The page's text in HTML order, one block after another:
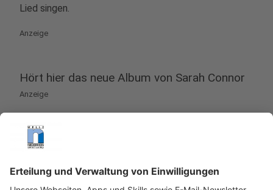
Lied singen.
Anzeige
Hört hier das neue Album von Sarah Connor
Anzeige